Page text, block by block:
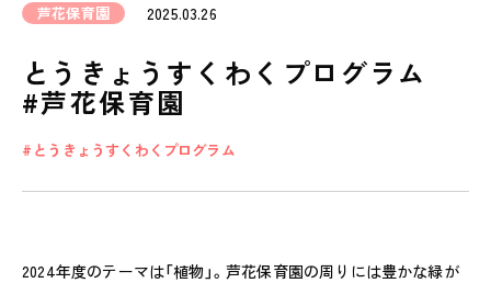
芦花保育園 2025.03.26
とうきょうすくわくプログラム
#芦花保育園
とうきょうすくわくプログラム
2024年度のテーマは「植物」。芦花保育園の周りには豊かな緑が